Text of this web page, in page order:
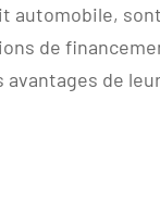
automobile,
de
avantages de